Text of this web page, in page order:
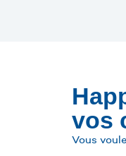
vos
Vous